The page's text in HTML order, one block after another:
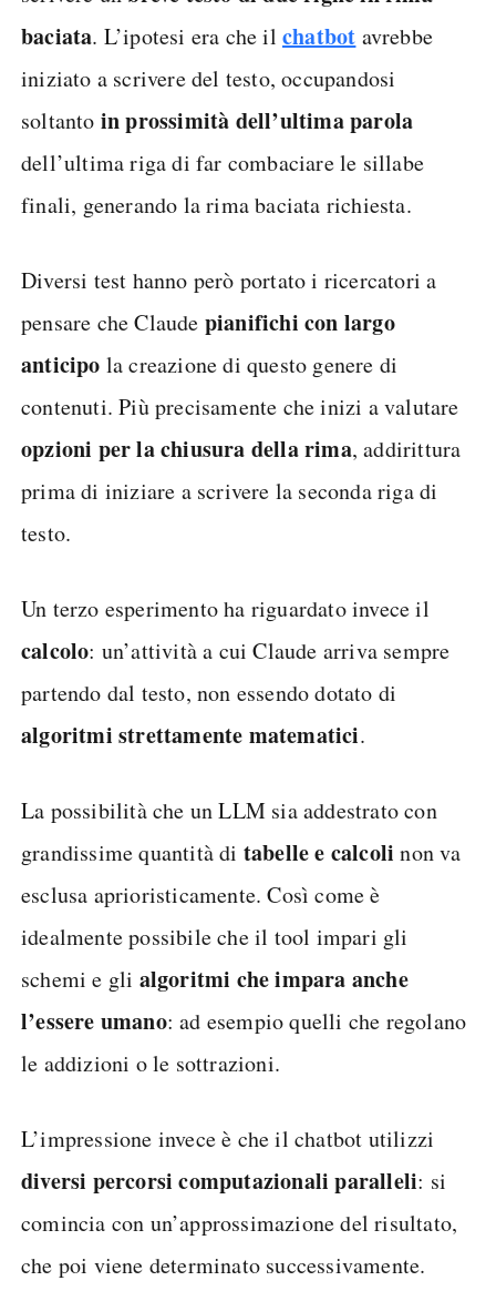
baciata. L’ipotesi era che ilchatbot avrebbe
iniziato a scrivere del testo, occupandosi
soltanto in prossimità dell’ultima parola
dell’ultima riga di far combaciare le sillabe
finali, generando la rima baciata richiesta.
Diversi test hanno però portato i ricercatori a
pensare che Claude pianifichi con largo
anticipo la creazione di questo genere di
contenuti. Più precisamente che inizi a valutare
opzioni per la chiusura della rima, addirittura
prima di iniziare a scrivere la seconda riga di
testo.
Un terzo esperimento ha riguardato invece il
calcolo: un’attività a cui Claude arriva sempre
partendo dal testo, non essendo dotato di
algoritmi strettamente matematici.
La possibilità che un LLM sia addestrato con
grandissime quantità di tabelle e calcoli non va
esclusa aprioristicamente. Così come è
idealmente possibile che il tool impari gli
schemi e gli algoritmi che impara anche
l’essere umano: ad esempio quelli che regolano
le addizioni o le sottrazioni.
L’impressione invece è che il chatbot utilizzi
diversi percorsi computazionali paralleli: si
comincia con un’approssimazione del risultato,
che poi viene determinato successivamente.